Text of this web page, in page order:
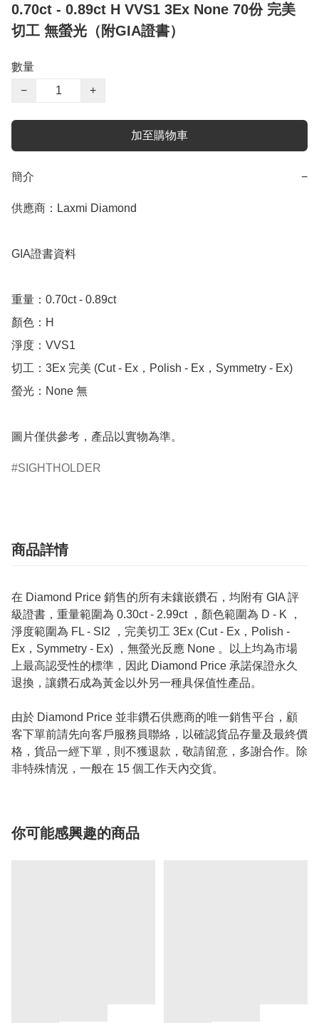
0.70ct - 0.89ct H VVS1 3Ex None 70份 完美
切工 無螢光（附GIA證書）
數量
−
+
加至購物車
簡介 −
供應商：Laxmi Diamond
GIA證書資料
重量：0.70ct - 0.89ct
顏色：H
淨度：VVS1
切工：3Ex 完美 (Cut - Ex，Polish - Ex，Symmetry - Ex)
螢光：None 無
圖片僅供參考，產品以實物為準。
SIGHTHOLDER
商品詳情
在 Diamond Price 銷售的所有未鑲嵌鑽石，均附有 GIA 評
級證書，重量範圍為 0.30ct - 2.99ct ，顏色範圍為 D - K ，
淨度範圍為 FL - SI2 ，完美切工 3Ex (Cut - Ex，Polish -
Ex，Symmetry - Ex) ，無螢光反應 None 。以上均為市場
上最高認受性的標準，因此 Diamond Price 承諾保證永久
退換，讓鑽石成為黃金以外另一種具保值性產品。
由於 Diamond Price 並非鑽石供應商的唯一銷售平台，顧
客下單前請先向客戶服務員聯絡，以確認貨品存量及最終價
格，貨品一經下單，則不獲退款，敬請留意，多謝合作。除
非特殊情況，一般在 15 個工作天內交貨。
你可能感興趣的商品